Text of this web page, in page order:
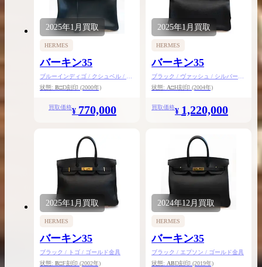
2025年1月 買取
HERMES
バーキン35
ブルーインディゴ / クシュベル / シ
ルバー金具
状態: B□D刻印 (2000年)
買取価格¥ 770,000
2025年1月買取
HERMES
バーキン35
ブラック / ヴァッシュ / シルバー金
具
状態: A□H刻印 (2004年)
買取価格¥ 1,220,000
2025年1月買取
HERMES
バーキン35
ブラック / トゴ / ゴールド金具
状態: B□F刻印 (2002年)
2024年12月買取
HERMES
バーキン35
ブラック / エプソン / ゴールド金具
状態: ABD刻印 (2019年)